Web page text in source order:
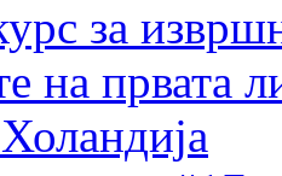
за
на првата